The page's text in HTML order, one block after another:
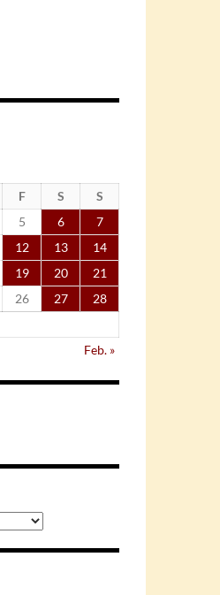
F S
S
5 6
7
12 13
14
19 20
21
26 27
28
Feb. »